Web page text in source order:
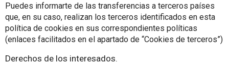
Puedes informarte de las transferencias a terceros países
que, en su caso, realizan los terceros identificados en esta
política de cookies en sus correspondientes políticas
(enlaces facilitados en el apartado de “Cookies de terceros”)
Derechos de los interesados.